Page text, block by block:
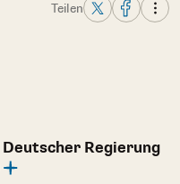
Teilen
Deutscher Regierung